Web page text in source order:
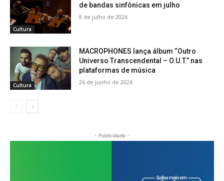
Cultura
de bandas sinfônicas em julho
8 de julho de 2026
Cultura
MACROPHONES lança álbum “Outro
Universo Transcendental – O.U.T.” nas
plataformas de música
26 de junho de 2026
- Publicidade -